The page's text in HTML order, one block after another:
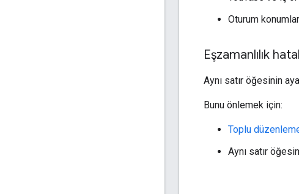
Oturum
Eşzamanlılık
Aynı satır öğesinin
Bunu önlemek için:
Toplu
Aynı satır